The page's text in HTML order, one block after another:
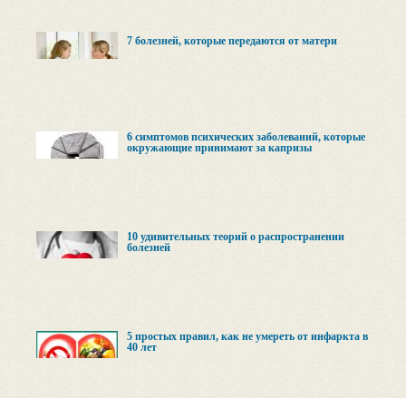
7 болезней, которые передаются от матери
6 симптомов психических заболеваний, которые
окружающие принимают за капризы
10 удивительных теорий о распространении
болезней
5 простых правил, как не умереть от инфаркта в
40 лет